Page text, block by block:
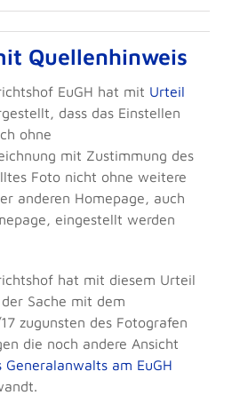
Quellenhinweis
EuGH hat mit Urteil
dass das Einstellen
ohne
mit Zustimmung des
Foto nicht ohne weitere
anderen Homepage, auch
eingestellt werden
hat mit diesem Urteil
Sache mit dem
zugunsten des Fotografen
die noch andere Ansicht
Generalanwalts am EuGH